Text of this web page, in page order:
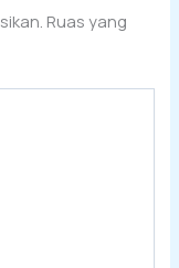
Ruas yang